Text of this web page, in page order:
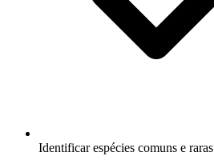
Identificar espécies comuns e raras